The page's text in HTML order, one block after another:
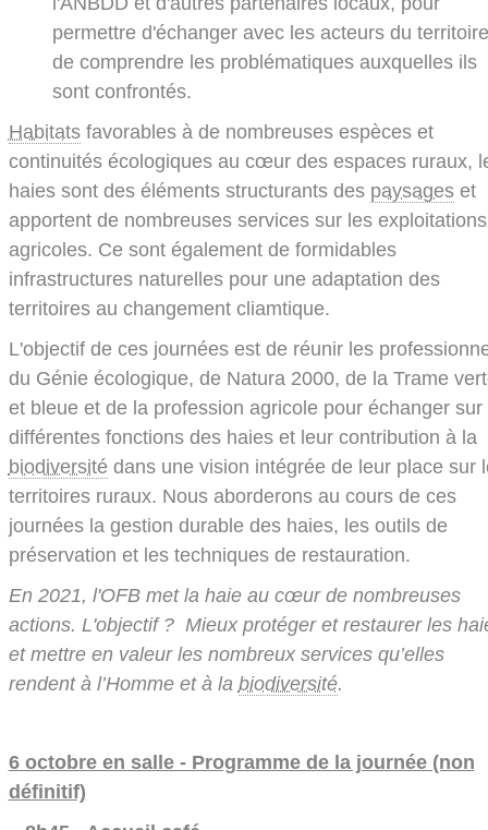
permettre d'échanger avec les acteurs du
de comprendre les problématiques auxquelles ils
sont confrontés.
Habitatsfavorables à de nombreuses espèces et
continuités écologiques au cœur des espaces ruraux,
haies sont des éléments structurants des paysageset
apportent de nombreuses services sur les exploitations
agricoles. Ce sont également de formidables
infrastructures naturelles pour une adaptation des
territoires au changement cliamtique.
L'objectif de ces journées est de réunir les
du Génie écologique, de Natura 2000, de la Trame
et bleue et de la profession agricole pour échanger sur
différentes fonctions des haies et leur contribution à la
biodiversitédans une vision intégrée de leur place sur
territoires ruraux. Nous aborderons au cours de ces
journées la gestion durable des haies, les outils de
préservation et les techniques de restauration.
En 2021, l'OFB met la haie au cœur de nombreuses
actions. L'objectif ? Mieux protéger et restaurer les
et mettre en valeur les nombreux services qu’elles
rendent à l’Homme et à la biodiversité.
6 octobre en salle - Programme de la journée (non
définitif)